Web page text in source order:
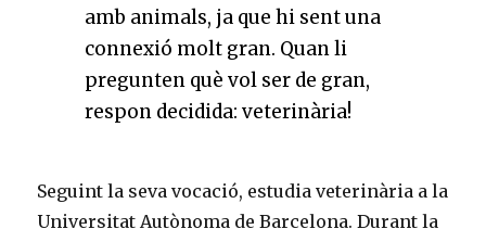
amb animals, ja que hi sent una
connexió molt gran. Quan li
pregunten què vol ser de gran,
respon decidida: veterinària!
Seguint la seva vocació, estudia veterinària a la
Universitat Autònoma de Barcelona. Durant la